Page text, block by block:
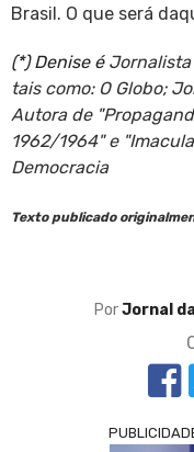
Brasil. O que será
(*) Denise é Jornalista
tais como: O Globo;
Autora de
1962/1964" e
Democracia
Texto publicado
PorJornal